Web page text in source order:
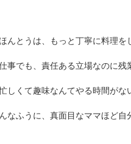
ほんとうは、もっと丁寧に料理を
仕事でも、責任ある立場なのに残
忙しくて趣味なんてやる時間がな
なふうに、真面目なママほど自